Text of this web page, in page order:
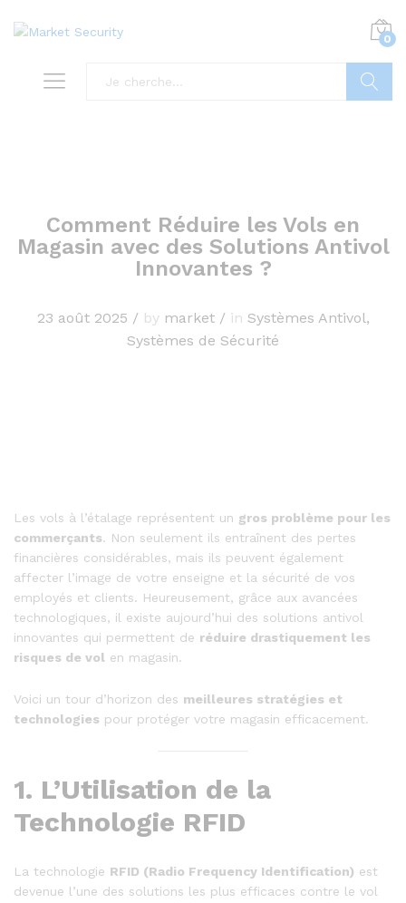
0
Comment Réduire les Vols en
Magasin avec des Solutions Antivol
Innovantes ?
23 août 2025 /by market/in Systèmes Antivol,
Systèmes de Sécurité
Les vols à l’étalage représentent un gros problème pour les
commerçants. Non seulement ils entraînent des pertes
financières considérables, mais ils peuvent également
affecter l’image de votre enseigne et la sécurité de vos
employés et clients. Heureusement, grâce aux avancées
technologiques, il existe aujourd’hui des solutions antivol
innovantes qui permettent de réduire drastiquement les
risques de vol en magasin.
Voici un tour d’horizon des meilleures stratégies et
technologies pour protéger votre magasin efficacement.
1. L’Utilisation de la
Technologie RFID
La technologie RFID (Radio Frequency Identification) est
devenue l’une des solutions les plus efficaces contre le vol